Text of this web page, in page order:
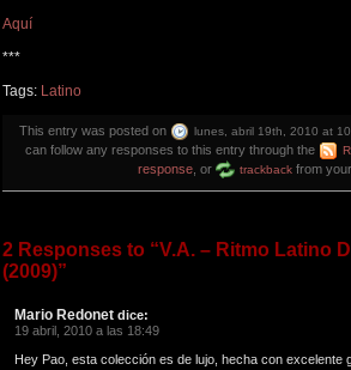
Aquí
***
Tags: Latino
This entry was posted on lunes, abril 19th, 2010 at
can follow any responses to this entry through the
response, or trackbackfrom your
2 Responses to “V.A. – Ritmo Latino
(2009)”
Mario Redonet dice:
19 abril, 2010 a las 18:49
Hey Pao, esta colección es de lujo, hecha con excelente